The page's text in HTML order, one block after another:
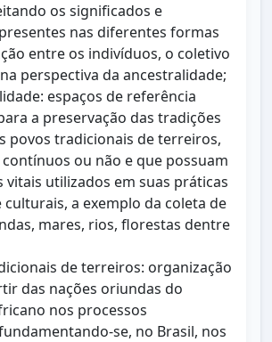
os significados e
nas diferentes formas
entre os indivíduos, o coletivo
perspectiva da ancestralidade;
espaços de referência
a preservação das tradições
povos tradicionais de terreiros,
ou não e que possuam
vitais utilizados em suas práticas
a exemplo da coleta de
mares, rios, florestas dentre
de terreiros: organização
das nações oriundas do
nos processos
se, no Brasil, nos